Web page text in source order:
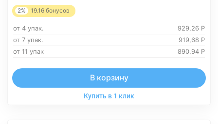
2% 19.16 бонусов
от 4 упак. 929,26 Р
от 7 упак.
919,68 Р
от 11 упак
890,94 Р
В корзину
Купить в 1 клик